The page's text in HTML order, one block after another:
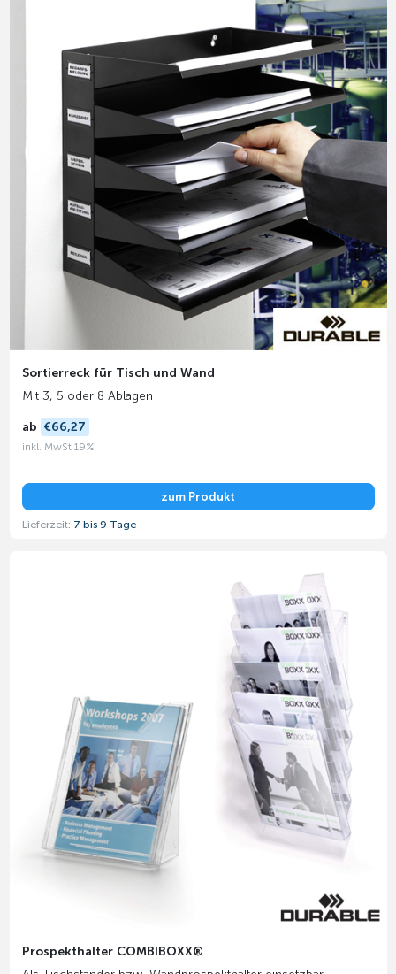
Sortierreck für Tisch und Wand
Mit 3, 5 oder 8 Ablagen
ab €66,27
inkl. MwSt 19%
zum Produkt
Lieferzeit: 7 bis 9 Tage
Prospekthalter COMBIBOXX®